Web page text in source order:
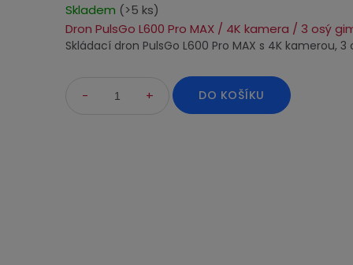
Dron PulsGo L600 Pro MAX / 4K kamera / 3 osý
Skladem (>5 ks)
DO KOŠÍKU
Skládací dron PulsGo L600 Pro MAX s 4K